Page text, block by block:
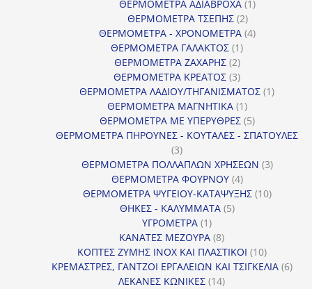
προϊόντα
ΘΕΡΜΟΜΕΤΡΑ ΑΔΙΑΒΡΟΧΑ 11
ΘΕΡΜΟΜΕΤΡΑ ΤΣΕΠΗΣ 22
προϊόντα
ΘΕΡΜΟΜΕΤΡΑ - ΧΡΟΝΟΜΕΤΡΑ 44
ΘΕΡΜΟΜΕΤΡΑ ΓΑΛΑΚΤΟΣ 11
προϊόν
ΘΕΡΜΟΜΕΤΡΑ ΖΑΧΑΡΗΣ 22
προϊόντα
ΘΕΡΜΟΜΕΤΡΑ ΚΡΕΑΤΟΣ 33
προϊόντα
ΘΕΡΜΟΜΕΤΡΑ ΛΑΔΙΟΥ/ΤΗΓΑΝΙΣΜΑΤΟΣ 11
ΘΕΡΜΟΜΕΤΡΑ ΜΑΓΝΗΤΙΚΑ 11
προϊόν
ΘΕΡΜΟΜΕΤΡΑ ΜΕ ΥΠΕΡΥΘΡΕΣ 55
προϊόντα
ΘΕΡΜΟΜΕΤΡΑ ΠΗΡΟΥΝΕΣ - ΚΟΥΤΑΛΕΣ - ΣΠΑΤΟΥΛΕΣ
33
προϊόντα
ΘΕΡΜΟΜΕΤΡΑ ΠΟΛΛΑΠΛΩΝ ΧΡΗΣΕΩΝ 33
ΘΕΡΜΟΜΕΤΡΑ ΦΟΥΡΝΟΥ 44
προϊόντα
ΘΕΡΜΟΜΕΤΡΑ ΨΥΓΕΙΟΥ-ΚΑΤΑΨΥΞΗΣ 1010
ΘΗΚΕΣ - ΚΑΛΥΜΜΑΤΑ 55
ΥΓΡΟΜΕΤΡΑ 11
προϊόν
ΚΑΝΑΤΕΣ ΜΕΖΟΥΡΑ 88
προϊόντα
ΚΟΠΤΕΣ ΖΥΜΗΣ INOX ΚΑΙ ΠΛΑΣΤΙΚΟΙ 1010
προϊόντα
ΚΡΕΜΑΣΤΡΕΣ, ΓΑΝΤΖΟΙ ΕΡΓΑΛΕΙΩΝ ΚΑΙ ΤΣΙΓΚΕΛΙΑ 66
ΛΕΚΑΝΕΣ ΚΩΝΙΚΕΣ 1414